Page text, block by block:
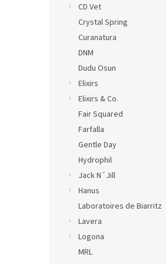
CD Vet
Crystal Spring
Curanatura
DNM
Dudu Osun
Elixirs
Elixirs & Co.
Fair Squared
Farfalla
Gentle Day
Hydrophil
Jack N´Jill
Hanus
Laboratoires de Biarritz
Lavera
Logona
MRL